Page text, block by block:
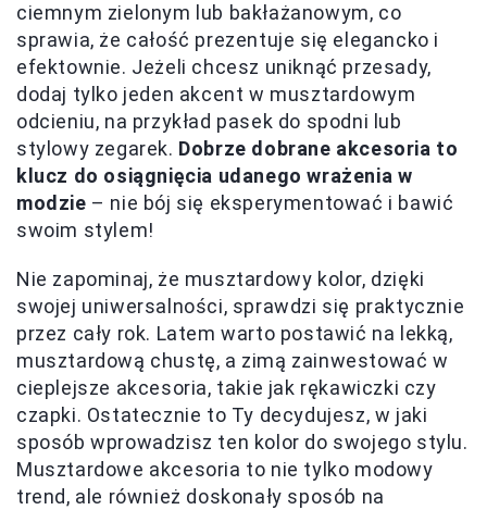
ciemnym zielonym lub bakłażanowym, co
sprawia, że całość prezentuje się elegancko i
efektownie. Jeżeli chcesz uniknąć przesady,
dodaj tylko jeden akcent w musztardowym
odcieniu, na przykład pasek do spodni lub
stylowy zegarek. Dobrze dobrane akcesoria to
klucz do osiągnięcia udanego wrażenia w
modzie – nie bój się eksperymentować i bawić
swoim stylem!
Nie zapominaj, że musztardowy kolor, dzięki
swojej uniwersalności, sprawdzi się praktycznie
przez cały rok. Latem warto postawić na lekką,
musztardową chustę, a zimą zainwestować w
cieplejsze akcesoria, takie jak rękawiczki czy
czapki. Ostatecznie to Ty decydujesz, w jaki
sposób wprowadzisz ten kolor do swojego stylu.
Musztardowe akcesoria to nie tylko modowy
trend, ale również doskonały sposób na